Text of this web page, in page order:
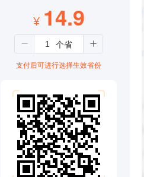
¥ 14.9
支付后可进行选择生效省份